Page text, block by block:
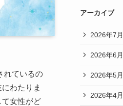
れているの
わたりま
女性がど
アーカイブ
2026年7月
2026年6月
2026年5月
2026年4月